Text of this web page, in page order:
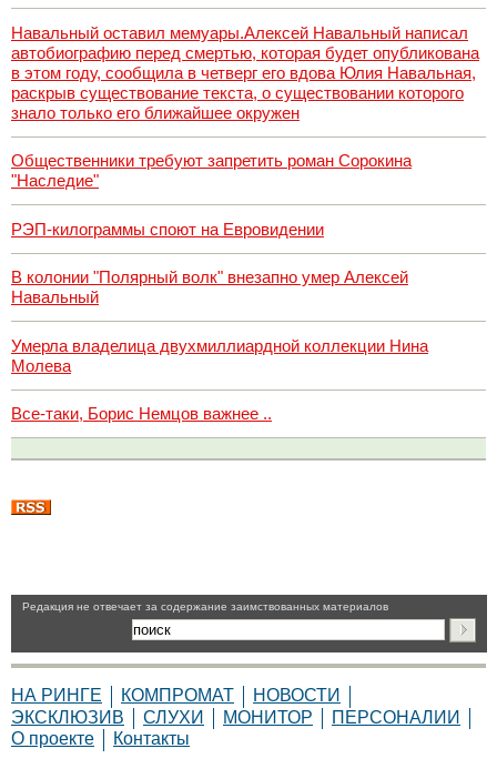
Навальный оставил мемуары.Алексей Навальный написал
автобиографию перед смертью, которая будет опубликована
в этом году, сообщила в четверг его вдова Юлия Навальная,
раскрыв существование текста, о существовании которого
знало только его ближайшее окружен
Общественники требуют запретить роман Сорокина
"Наследие"
РЭП-килограммы споют на Евровидении
В колонии "Полярный волк" внезапно умер Алексей
Навальный
Умерла владелица двухмиллиардной коллекции Нина
Молева
Все-таки, Борис Немцов важнее ..
Pедакция не отвечает за содержание заимствованных материалов
НА РИНГЕ КОМПРОМАТ
НОВОСТИ
ЭКСКЛЮЗИВ
СЛУХИ МОНИТОР
ПЕРСОНАЛИИ
О проекте
Контакты